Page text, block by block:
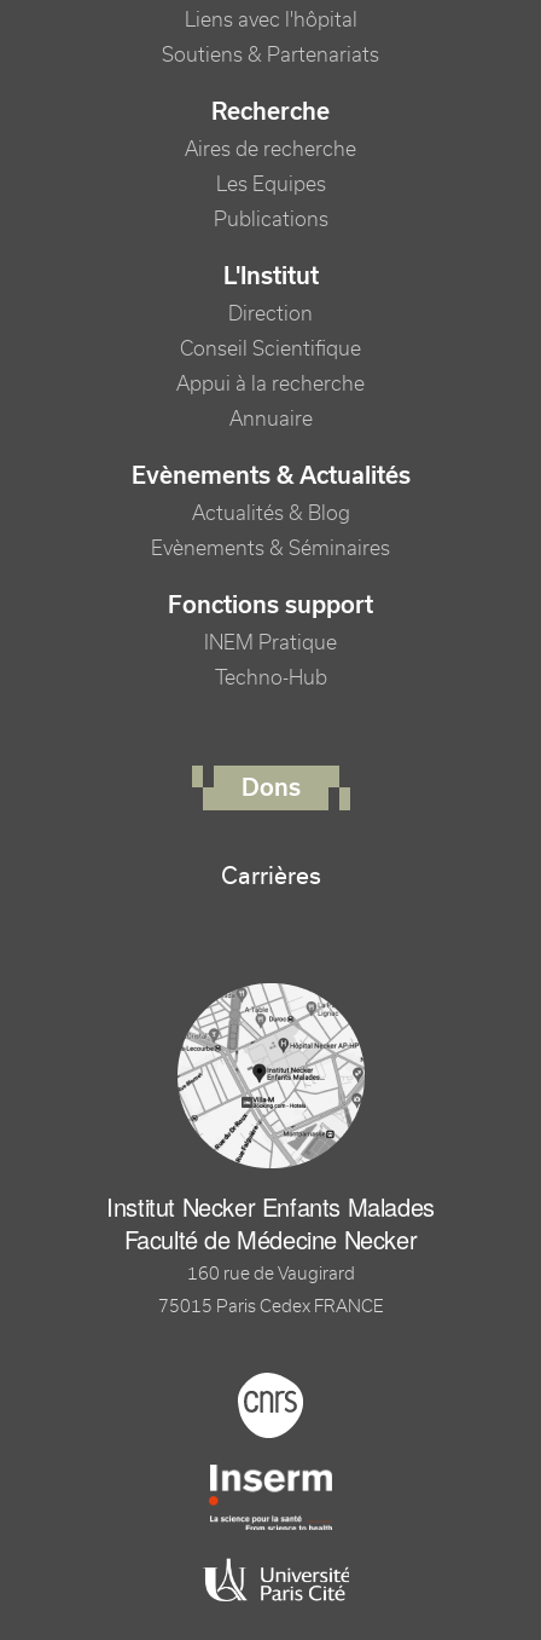
Liens avec l'hôpital
Soutiens & Partenariats
Recherche
Aires de recherche
Les Equipes
Publications
L'Institut
Direction
Conseil Scientifique
Appui à la recherche
Annuaire
Evènements & Actualités
Actualités & Blog
Evènements & Séminaires
Fonctions support
INEM Pratique
Techno-Hub
Dons
Carrières
Institut Necker Enfants Malades
Faculté de Médecine Necker
160 rue de Vaugirard
75015 Paris Cedex FRANCE
Footer logo tutelles